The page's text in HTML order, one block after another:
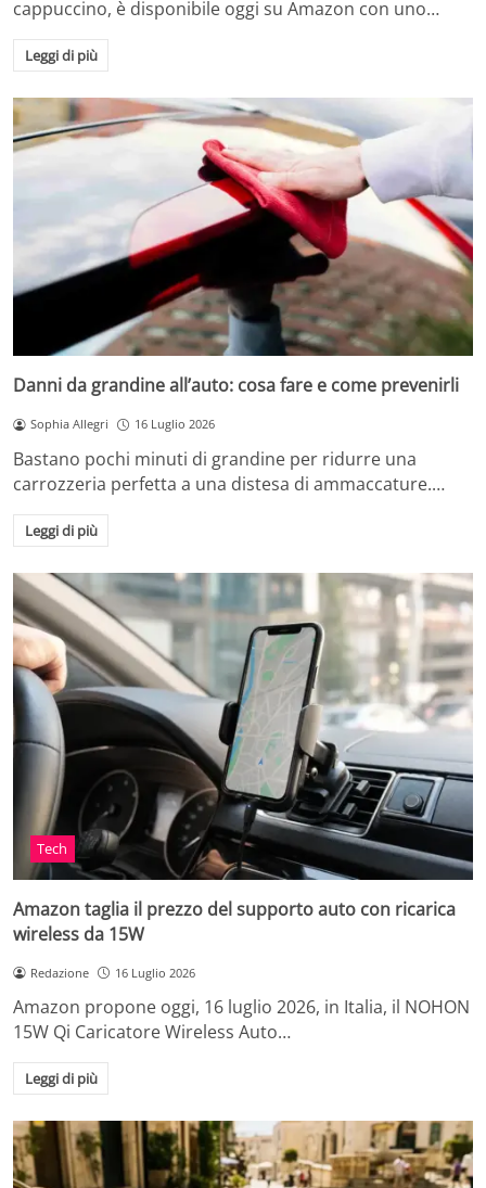
cappuccino, è disponibile oggi su Amazon con uno…
Leggi di più
Danni da grandine all’auto: cosa fare e come prevenirli
Sophia Allegri 16 Luglio 2026
Bastano pochi minuti di grandine per ridurre una
carrozzeria perfetta a una distesa di ammaccature.…
Leggi di più
Tech
Amazon taglia il prezzo del supporto auto con ricarica
wireless da 15W
Redazione 16 Luglio 2026
Amazon propone oggi, 16 luglio 2026, in Italia, il NOHON
15W Qi Caricatore Wireless Auto…
Leggi di più